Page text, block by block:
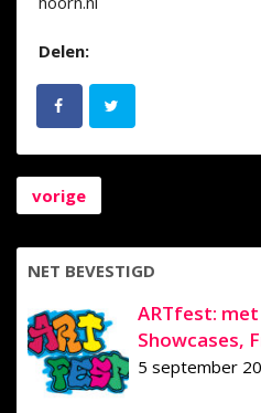
Delen:
vorige
NET BEVESTIGD
ARTfest:
Showcases,
5 september